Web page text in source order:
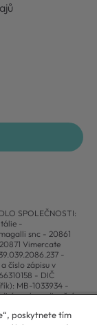
SPOLEČNOSTI:
-
snc - 20861
Vimercate
-
číslo zápisu v
- DIČ
MB-1033934 -
a koordinačním
poskytnete tím